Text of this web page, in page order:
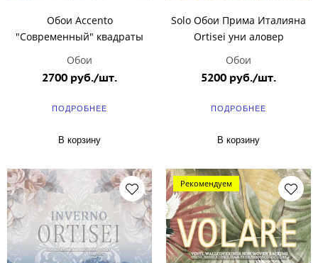
Обои Accento
"Современный" квадраты
Обои
2700 руб./шт.
ПОДРОБНЕЕ
В корзину
Solo Обои Прима Италияна
Ortisei уни аловер
Обои
5200 руб./шт.
ПОДРОБНЕЕ
В корзину
Рекомендуем